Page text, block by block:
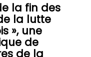
la fin des
la lutte
», une
de
de la